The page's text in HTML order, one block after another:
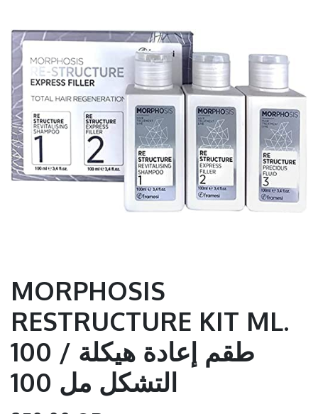
MORPHOSIS
RESTRUCTURE KIT ML.
100 / طقم إعادة هيكلة
التشكل مل 100